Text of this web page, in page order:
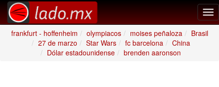
frankfurt - hoffenheim
olympiacos moises peñaloza
Brasil
27 de marzo
Star Wars fc barcelona
China
Dólar estadounidense
brenden aaronson